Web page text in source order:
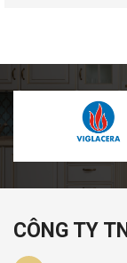
CÔNG TY